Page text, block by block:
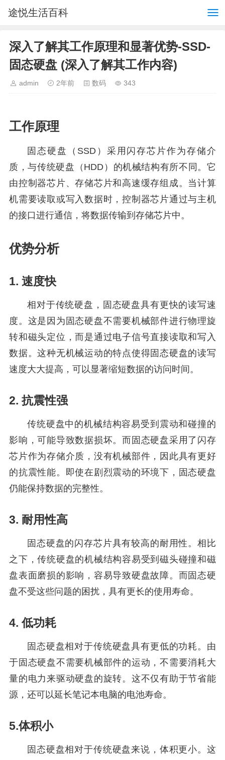
途悦生活百科
深入了解其工作原理和显著优势-SSD-
固态硬盘 (深入了解其工作内容)
admin 2年前 数码 343
工作原理
固态硬盘（SSD）采用闪存芯片作为存储介
质，与传统硬盘（HDD）的机械结构有所不同。它
由控制器芯片、存储芯片和高速缓存组成。当计算
机需要读取或写入数据时，控制器芯片通过与主机
的接口进行通信，将数据传输到存储芯片中。
优势分析
1. 速度快
相对于传统硬盘，固态硬盘具有更快的读写速
度。这是因为固态硬盘不需要机械部件进行物理旋
转和磁头定位，而是通过电子信号直接读取和写入
数据。这种无机械运动的特点使得固态硬盘的读写
速度大大提高，可以显著缩短数据的访问时间。
2. 抗震性强
传统硬盘中的机械结构容易受到震动和碰撞的
影响，可能导致数据损坏。而固态硬盘采用了闪存
芯片作为存储介质，没有机械部件，因此具有更好
的抗震性能。即使在剧烈震动的环境下，固态硬盘
仍能保持数据的完整性。
3. 耐用性高
固态硬盘的闪存芯片具有较高的耐用性。相比
之下，传统硬盘的机械结构容易受到磁头碰撞和磁
盘表面磨损的影响，容易导致硬盘故障。而固态硬
盘不受这些问题的困扰，具有更长的使用寿命。
4. 低功耗
固态硬盘相对于传统硬盘具有更低的功耗。由
于固态硬盘不需要机械部件的运动，不需要消耗大
量的电力来驱动硬盘的旋转。这不仅有助于节省能
源，还可以延长笔记本电脑的电池寿命。
5.体积小
固态硬盘相对于传统硬盘来说，体积更小。这